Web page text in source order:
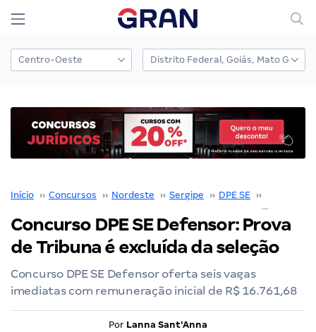
Início ›› Concursos ›› Nordeste ›› Sergipe ›› DPE SE ››
Concurso DPE SE Defensor: Prova
de Tribuna é excluída da seleção
Concurso DPE SE Defensor oferta seis vagas
imediatas com remuneração inicial de R$ 16.761,68
Por Lanna Sant'Anna